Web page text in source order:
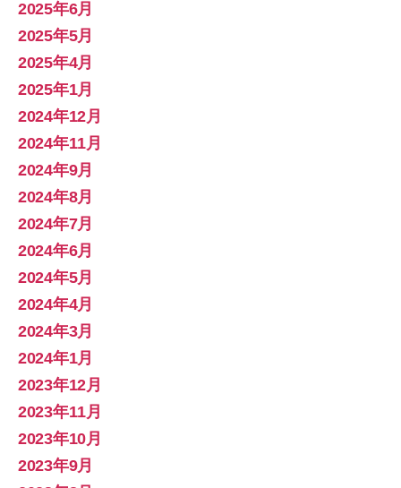
2025年6月
2025年5月
2025年4月
2025年1月
2024年12月
2024年11月
2024年9月
2024年8月
2024年7月
2024年6月
2024年5月
2024年4月
2024年3月
2024年1月
2023年12月
2023年11月
2023年10月
2023年9月